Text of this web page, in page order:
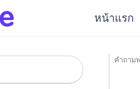
หน้าแรก
คำถาม